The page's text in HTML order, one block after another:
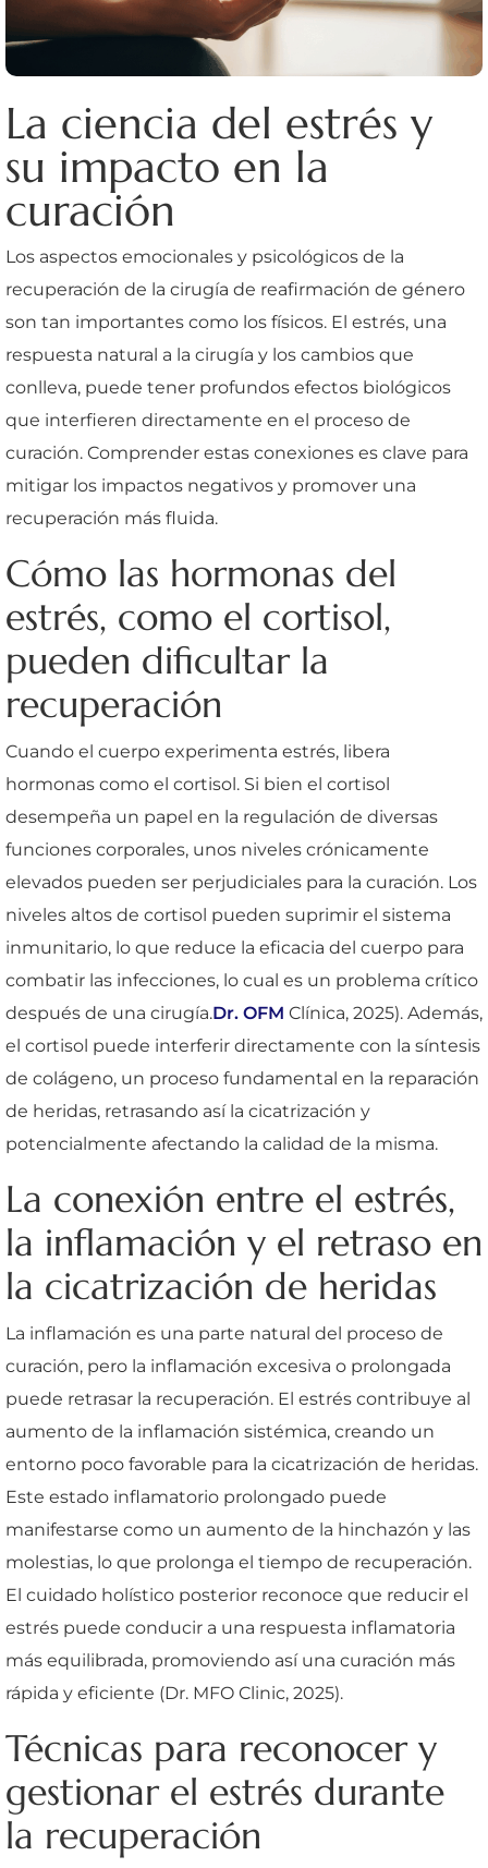
La ciencia del estrés y
su impacto en la
curación
Los aspectos emocionales y psicológicos de la
recuperación de la cirugía de reafirmación de género
son tan importantes como los físicos. El estrés, una
respuesta natural a la cirugía y los cambios que
conlleva, puede tener profundos efectos biológicos
que interfieren directamente en el proceso de
curación. Comprender estas conexiones es clave para
mitigar los impactos negativos y promover una
recuperación más fluida.
Cómo las hormonas del
estrés, como el cortisol,
pueden dificultar la
recuperación
Cuando el cuerpo experimenta estrés, libera
hormonas como el cortisol. Si bien el cortisol
desempeña un papel en la regulación de diversas
funciones corporales, unos niveles crónicamente
elevados pueden ser perjudiciales para la curación. Los
niveles altos de cortisol pueden suprimir el sistema
inmunitario, lo que reduce la eficacia del cuerpo para
combatir las infecciones, lo cual es un problema crítico
después de una cirugía.Dr. OFM Clínica, 2025). Además,
el cortisol puede interferir directamente con la síntesis
de colágeno, un proceso fundamental en la reparación
de heridas, retrasando así la cicatrización y
potencialmente afectando la calidad de la misma.
La conexión entre el estrés,
la inflamación y el retraso en
la cicatrización de heridas
La inflamación es una parte natural del proceso de
curación, pero la inflamación excesiva o prolongada
puede retrasar la recuperación. El estrés contribuye al
aumento de la inflamación sistémica, creando un
entorno poco favorable para la cicatrización de heridas.
Este estado inflamatorio prolongado puede
manifestarse como un aumento de la hinchazón y las
molestias, lo que prolonga el tiempo de recuperación.
El cuidado holístico posterior reconoce que reducir el
estrés puede conducir a una respuesta inflamatoria
más equilibrada, promoviendo así una curación más
rápida y eficiente (Dr. MFO Clinic, 2025).
Técnicas para reconocer y
gestionar el estrés durante
la recuperación